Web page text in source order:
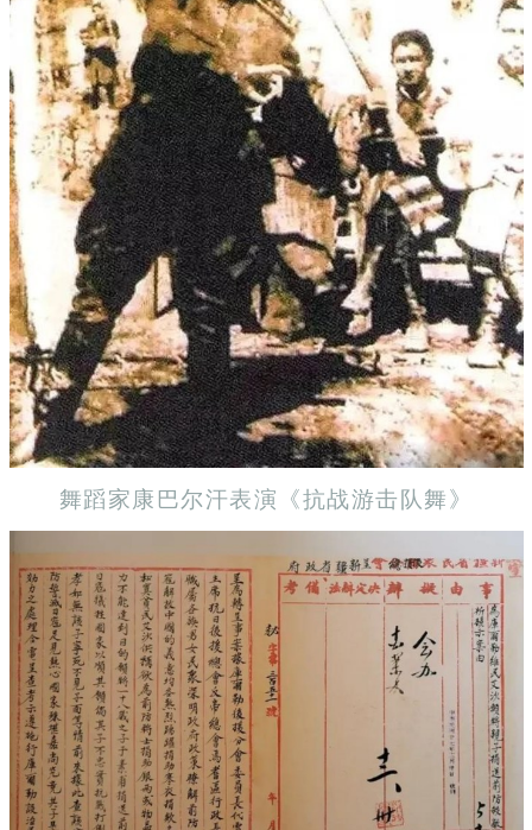
舞蹈家康巴尔汗表演《抗战游击队舞》